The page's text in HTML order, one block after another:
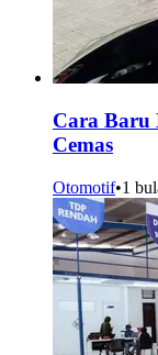
Cara Baru
Cemas
Otomotif•1